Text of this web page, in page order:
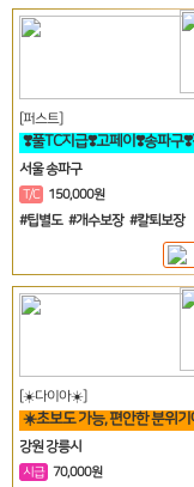
[퍼스트]
서울 송파구
T/C 150,000원
#팁별도 #개수보장 #칼퇴보장
[☀️다이아☀️]
강원 강릉시
시급 70,000원